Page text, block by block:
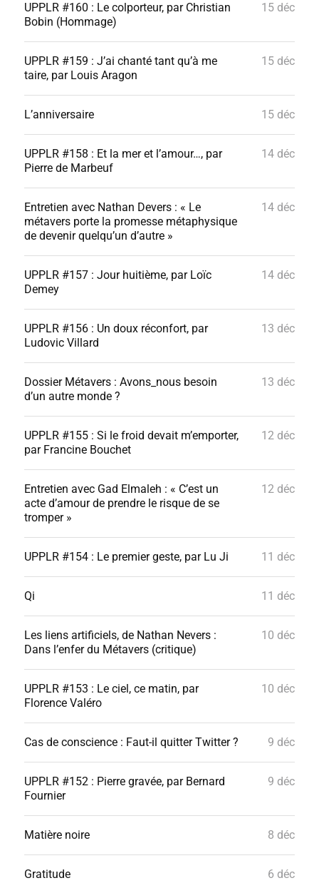
UPPLR #160 : Le colporteur, par Christian
Bobin (Hommage)
15 déc
UPPLR #159 : J’ai chanté tant qu’à me
taire, par Louis Aragon
15 déc
L’anniversaire 15 déc
UPPLR #158 : Et la mer et l’amour…, par
Pierre de Marbeuf
14 déc
Entretien avec Nathan Devers : « Le
métavers porte la promesse métaphysique
de devenir quelqu’un d’autre »
14 déc
UPPLR #157 : Jour huitième, par Loïc
Demey
14 déc
UPPLR #156 : Un doux réconfort, par
Ludovic Villard
13 déc
Dossier Métavers : Avons_nous besoin
d’un autre monde ?
13 déc
UPPLR #155 : Si le froid devait m’emporter,
par Francine Bouchet
12 déc
Entretien avec Gad Elmaleh : « C’est un
acte d’amour de prendre le risque de se
tromper »
12 déc
UPPLR #154 : Le premier geste, par Lu Ji 11 déc
Qi 11 déc
Les liens artificiels, de Nathan Nevers :
Dans l’enfer du Métavers (critique)
10 déc
UPPLR #153 : Le ciel, ce matin, par
Florence Valéro
10 déc
Cas de conscience : Faut-il quitter Twitter ? 9 déc
UPPLR #152 : Pierre gravée, par Bernard
Fournier
9 déc
Matière noire 8 déc
Gratitude 6 déc